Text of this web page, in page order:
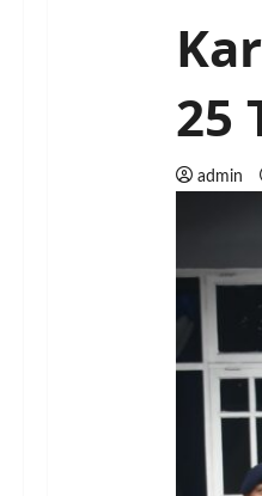
25
admin